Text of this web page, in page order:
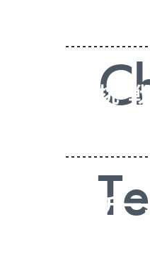
挑
チ